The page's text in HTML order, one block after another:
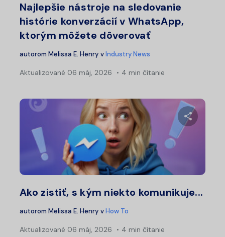
Najlepšie nástroje na sledovanie
histórie konverzácií v WhatsApp,
ktorým môžete dôverovať
autorom Melissa E. Henry vIndustry News
Aktualizované 06 máj, 2026 4 min čítanie
Ako zistiť, s kým niekto komunikuje...
autorom Melissa E. Henry vHow To
Aktualizované 06 máj, 2026 4 min čítanie